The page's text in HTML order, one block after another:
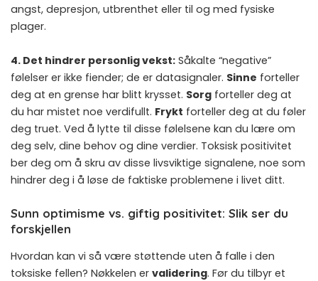
angst, depresjon, utbrenthet eller til og med fysiske
plager.
4. Det hindrer personlig vekst: Såkalte “negative”
følelser er ikke fiender; de er datasignaler. Sinne forteller
deg at en grense har blitt krysset. Sorg forteller deg at
du har mistet noe verdifullt. Frykt forteller deg at du føler
deg truet. Ved å lytte til disse følelsene kan du lære om
deg selv, dine behov og dine verdier. Toksisk positivitet
ber deg om å skru av disse livsviktige signalene, noe som
hindrer deg i å løse de faktiske problemene i livet ditt.
Sunn optimisme vs. giftig positivitet: Slik ser du
forskjellen
Hvordan kan vi så være støttende uten å falle i den
toksiske fellen? Nøkkelen er validering. Før du tilbyr et